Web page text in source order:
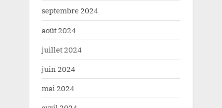
septembre 2024
août 2024
juillet 2024
juin 2024
mai 2024